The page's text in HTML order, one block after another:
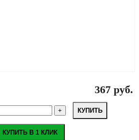
367 руб.
КУПИТЬ
КУПИТЬ В 1 КЛИК